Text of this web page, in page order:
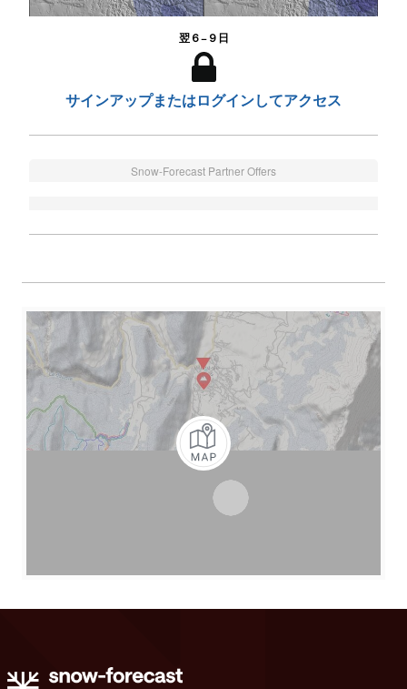
翌６−９日
サインアップまたはログインしてアクセス
Snow-Forecast Partner Offers